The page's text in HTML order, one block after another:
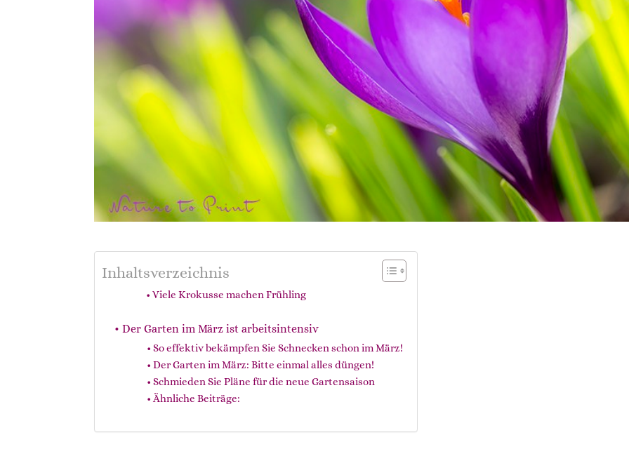
Inhaltsverzeichnis
Viele Krokusse machen Frühling
Der Garten im März ist arbeitsintensiv
So effektiv bekämpfen Sie Schnecken schon im März!
Der Garten im März: Bitte einmal alles düngen!
Schmieden Sie Pläne für die neue Gartensaison
Ähnliche Beiträge: